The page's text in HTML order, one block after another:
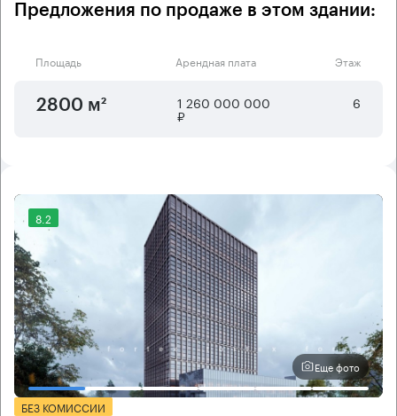
Предложения по продаже в этом здании:
Площадь Арендная плата Этаж
2800 м² 1 260 000 000
₽
6
8.2
Еще фото
БЕЗ КОМИССИИ